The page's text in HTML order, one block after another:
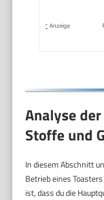
* Anzeige
Analyse
Stoffe und
In diesem Abschnitt
Betrieb eines
ist, dass du die